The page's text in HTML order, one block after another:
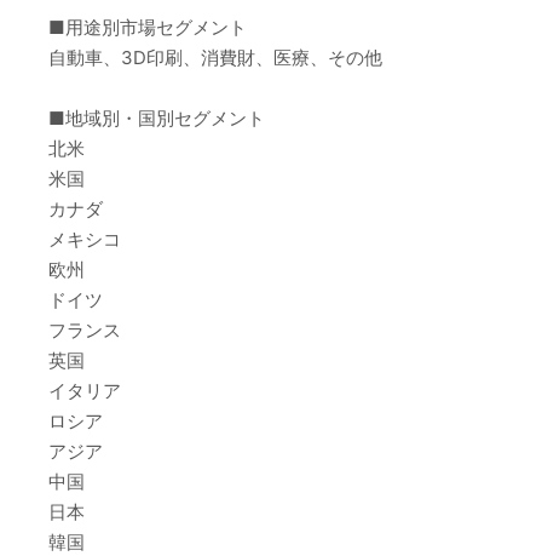
■用途別市場セグメント
自動車、3D印刷、消費財、医療、その他
■地域別・国別セグメント
北米
米国
カナダ
メキシコ
欧州
ドイツ
フランス
英国
イタリア
ロシア
アジア
中国
日本
韓国